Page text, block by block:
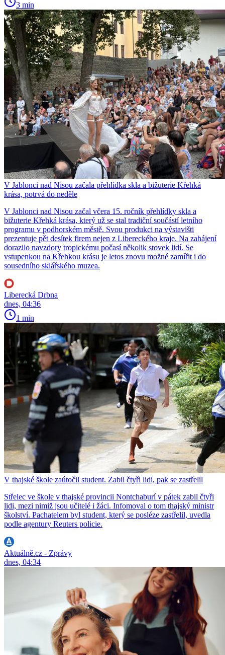
3 min
V Jablonci nad Nisou začala přehlídka skla a bižuterie Křehká
krása, potrvá do neděle
V Jablonci nad Nisou začal včera 15. ročník přehlídky skla a
bižuterie Křehká krása, který už se stal tradiční součástí letního
programu v podhorském městě. Svou produkci na výstavišti
prezentuje pět desítek firem nejen z Libereckého kraje. Na zahájení
dorazilo navzdory tropickému počasí několik stovek lidí. Se
vstupenkou na Křehkou krásu je letos znovu možné zamířit i do
sousedního sklářského muzea.
Liberecká Drbna
dnes, 04:36
1 min
V thajské škole zaútočil student. Zabil čtyři lidi, pak se zastřelil
Střelec ve škole v thajské provincii Nontchaburí v pátek zabil čtyři
lidi, mezi nimiž jsou učitelé i žáci. Infomoval o tom thajský ministr
školství. Pachatelem byl student, který se posléze zastřelil, uvedla
podle agentury Reuters policie.
Aktuálně.cz - Zprávy
dnes, 04:34